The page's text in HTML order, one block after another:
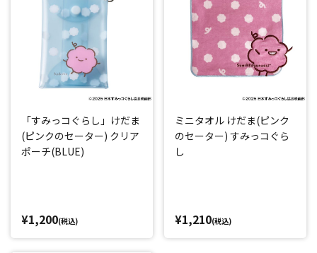
「すみっコぐらし」けだま
(ピンクのセーター) クリア
ポーチ(BLUE)
¥1,200(税込)
ミニタオル けだま(ピンク
のセーター) すみっコぐら
し
¥1,210(税込)